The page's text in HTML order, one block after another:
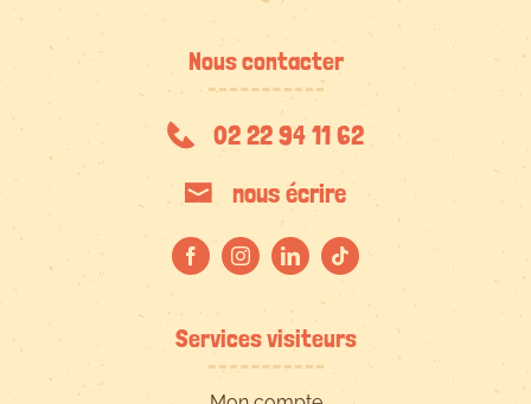
Nous contacter
02 22 94 11 62
nous écrire
Services visiteurs